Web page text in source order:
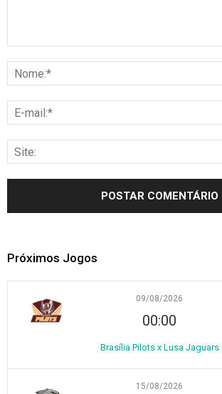
Próximos Jogos
09/08/2026
00:00
Brasília Pilots x Lusa Jaguars
15/08/2026